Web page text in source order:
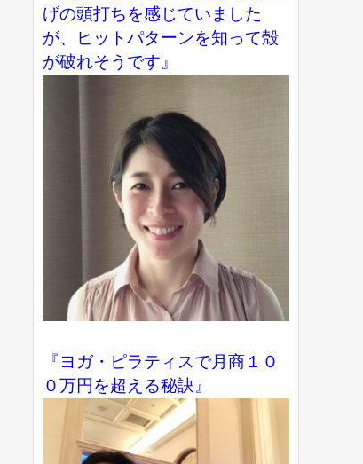
げの頭打ちを感じていました
が、ヒットパターンを知って殻
が破れそうです』
『ヨガ・ピラティスで月商１０
０万円を超える秘訣』